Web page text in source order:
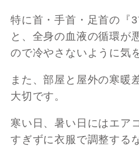
特に首・手首・足首の『
と、全身の血液の循環が
ので冷やさないように気
また、部屋と屋外の寒暖
大切です。
寒い日、暑い日にはエア
すぎずに衣服で調整する